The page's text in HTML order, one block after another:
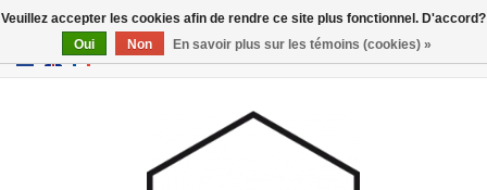
EUR/GBP 0 Articles - €0,00
Veuillez accepter les cookies afin de rendre ce site plus fonctionnel. D'accord?
Oui
Non En savoir plus sur les témoins (cookies) »